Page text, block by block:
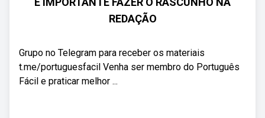
REDAÇÃO
Grupo no Telegram para receber os materiais
t.me/portuguesfacil Venha ser membro do Português
Fácil e praticar melhor ...